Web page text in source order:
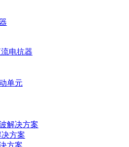
电抗器
单元
解决方案
方案
方案